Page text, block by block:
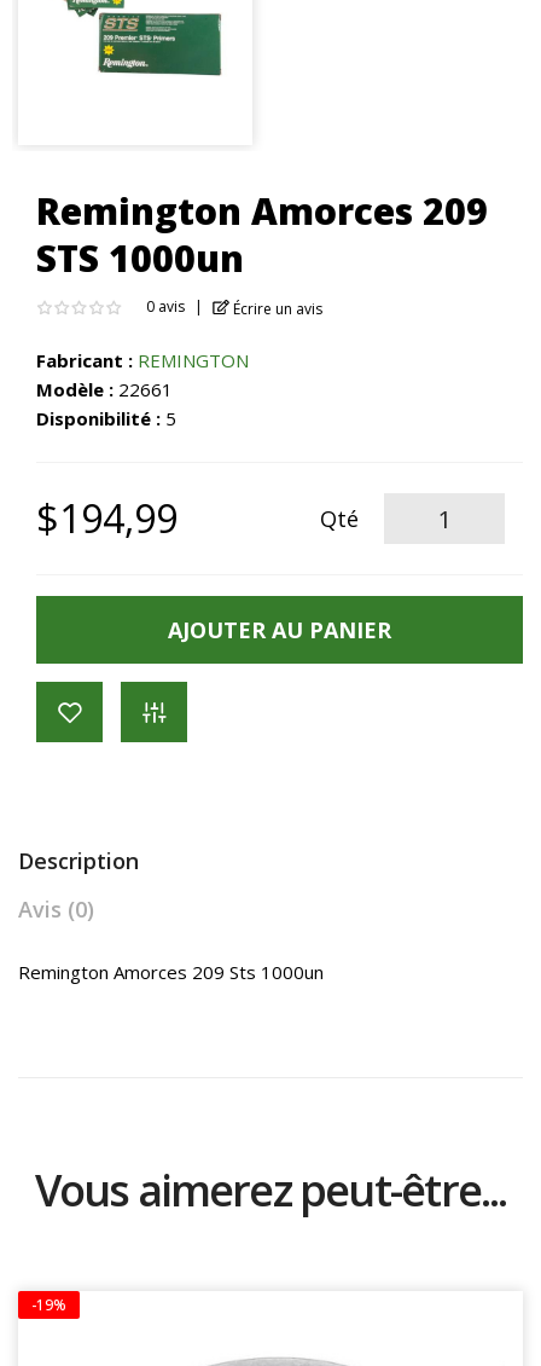
Remington Amorces 209
STS 1000un
0 avis Écrire un avis
Fabricant : REMINGTON
Modèle : 22661
Disponibilité : 5
$194,99 Qté
AJOUTER AU PANIER
Description
Avis (0)
Remington Amorces 209 Sts 1000un
Vous aimerez peut-être...
-19%